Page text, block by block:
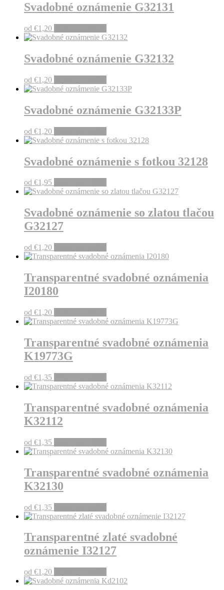
Svadobné oznámenie G32131
od €1,20
Svadobné oznámenie G32132
od €1,20
Svadobné oznámenie G32133P
od €1,20
Svadobné oznámenie s fotkou 32128
od €1,95
Svadobné oznámenie so zlatou tlačou
G32127
od €1,20
Transparentné svadobné oznámenia
I20180
od €1,20
Transparentné svadobné oznámenia
K19773G
od €1,35
Transparentné svadobné oznámenia
K32112
od €1,35
Transparentné svadobné oznámenia
K32130
od €1,35
Transparentné zlaté svadobné
oznámenie I32127
od €1,20